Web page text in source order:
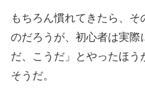
もちろん慣れてきたら、そ
のだろうが、初心者は実際
だ、こうだ」とやったほう
そうだ。